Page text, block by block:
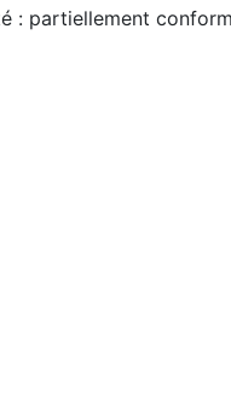
: partiellement